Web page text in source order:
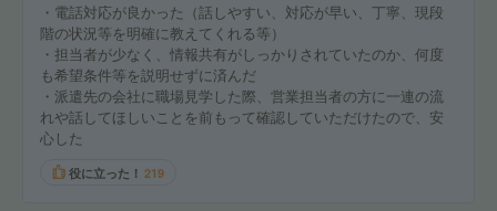
・電話対応が良かった（話しやすい、対応が早い、丁寧、現段
階の状況等を明確に教えてくれる等）
・担当者が少なく、情報共有がしっかりされていたのか、何度
も希望条件等を説明せずに済んだ
・派遣先の会社に職場見学した際、営業担当者の方に一連の流
れや話してほしいことを前もって確認していただけたので、安
心した
役に立った！ 219